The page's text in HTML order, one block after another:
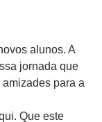
alunos. A
jornada que
para a
Que este